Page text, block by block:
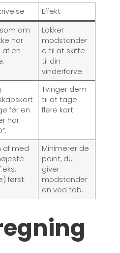
Effekt
om
har
af en
Lokker
modstander
e til at skifte
til din
vinderfarve.
før en
har
Tvinger dem
til at tage
flere kort.
af med
først.
Minimerer de
point, du
giver
modstander
en ved tab.